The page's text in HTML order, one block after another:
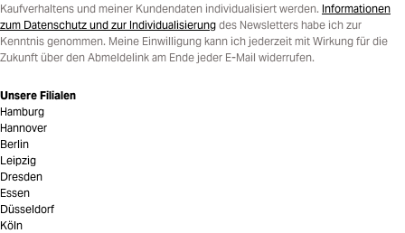
Kaufverhaltens und meiner Kundendaten individualisiert werden. Informationen
zum Datenschutz und zur Individualisierung des Newsletters habe ich zur
Kenntnis genommen. Meine Einwilligung kann ich jederzeit mit Wirkung für die
Zukunft über den Abmeldelink am Ende jeder E-Mail widerrufen.
Unsere Filialen
Hamburg
Hannover
Berlin
Leipzig
Dresden
Essen
Düsseldorf
Köln